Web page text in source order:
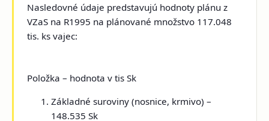
Nasledovné údaje predstavujú hodnoty plánu z
VZaS na R1995 na plánované množstvo 117.048
tis. ks vajec:
Položka – hodnota v tis Sk
Základné suroviny (nosnice, krmivo) –
148.535 Sk